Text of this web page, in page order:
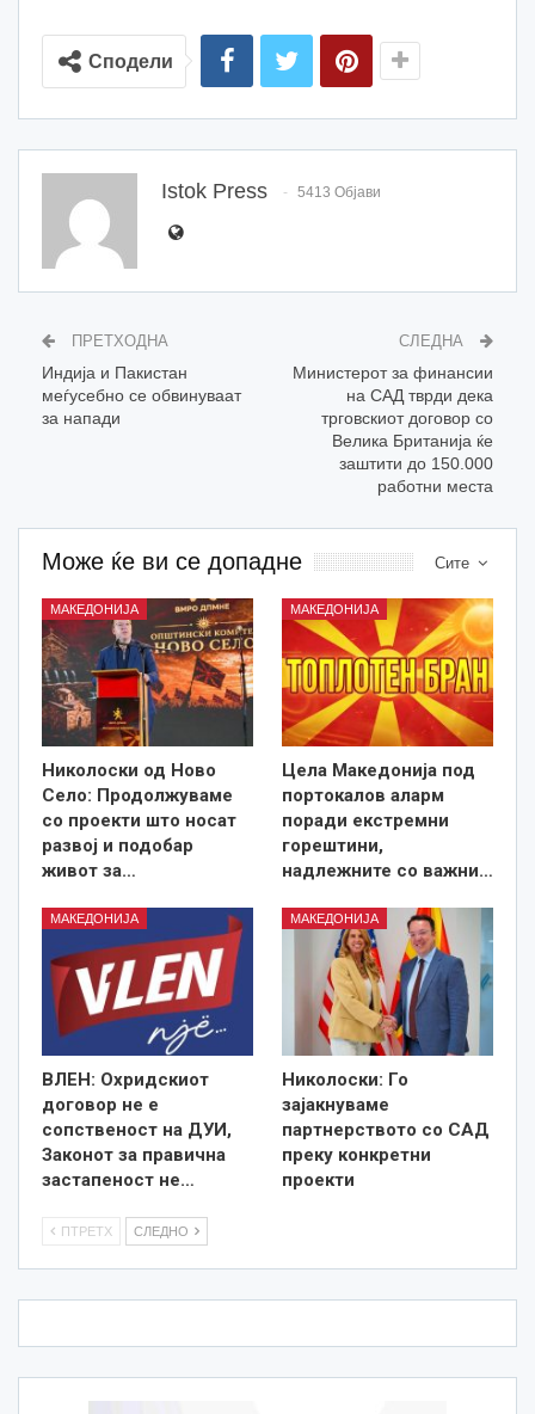
Сподели
Istok Press 5413 Објави
ПРЕТХОДНА
Индија и Пакистан
меѓусебно се обвинуваат
за напади
СЛЕДНА
Министерот за финансии
на САД тврди дека
трговскиот договор со
Велика Британија ќе
заштити до 150.000
работни места
Сите
Може ќе ви се допадне
МАКЕДОНИЈА
Николоски од Ново
Село: Продолжуваме
со проекти што носат
развој и подобар
живот за…
МАКЕДОНИЈА
Цела Македонија под
портокалов аларм
поради екстремни
горештини,
надлежните со важни…
МАКЕДОНИЈА
ВЛЕН: Охридскиот
договор не е
сопственост на ДУИ,
Законот за правична
застапеност не…
МАКЕДОНИЈА
Николоски: Го
зајакнуваме
партнерството со САД
преку конкретни
проекти
ПТРЕТХ СЛЕДНО